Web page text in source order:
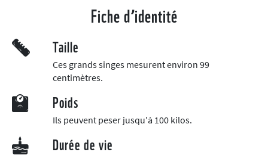
Fiche d’identité
Taille
Ces grands singes mesurent environ 99
centimètres.
Poids
Ils peuvent peser jusqu'à 100 kilos.
Durée de vie